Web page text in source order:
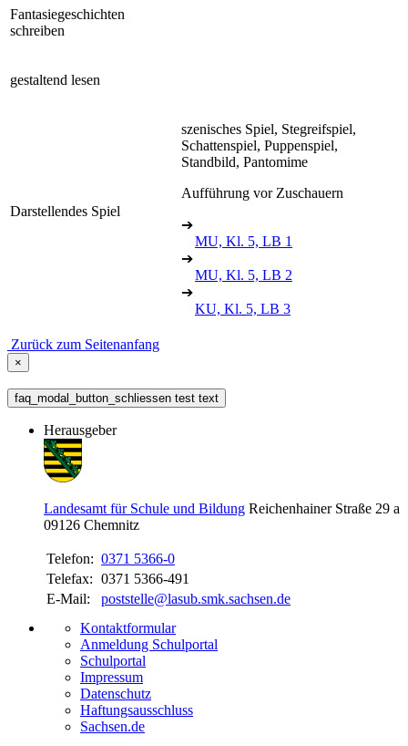
Fantasiegeschichten
schreiben
gestaltend lesen
Darstellendes Spiel
szenisches Spiel, Stegreifspiel,
Schattenspiel, Puppenspiel,
Standbild, Pantomime
Aufführung vor Zuschauern
➔
MU, Kl. 5, LB 1
➔
MU, Kl. 5, LB 2
➔
KU, Kl. 5, LB 3
Zurück zum Seitenanfang
×
faq_modal_button_schliessen test text
Herausgeber
Landesamt für Schule und Bildung Reichenhainer Straße 29 a
09126 Chemnitz
Telefon: 0371 5366-0
Telefax: 0371 5366-491
E-Mail:
poststelle@lasub.smk.sachsen.de
Kontaktformular
Anmeldung Schulportal
Schulportal
Impressum
Datenschutz
Haftungsausschluss
Sachsen.de